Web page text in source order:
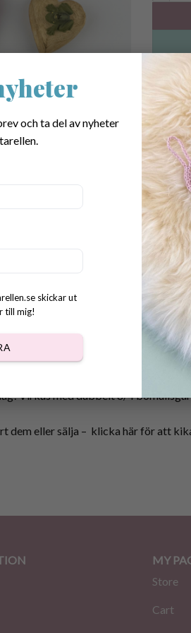
och ta del av nyheter
skickar ut
till mig!
can
pattern.
SKU:1029
Tags:
hjärta
pattern
Dela:
DESCRIPTION
Virkas med dubbelt 8/4
dem eller sälja – klicka här för att
MY
Store
Cart